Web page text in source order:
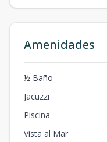
Amenidades
½ Baño
Jacuzzi
Piscina
Vista al Mar